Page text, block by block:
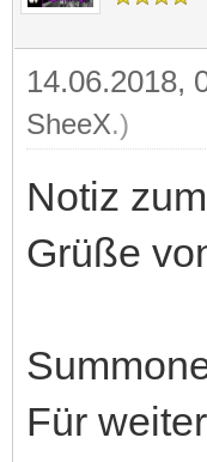
14.06.2018,
SheeX.)
Notiz
Grüße
Für